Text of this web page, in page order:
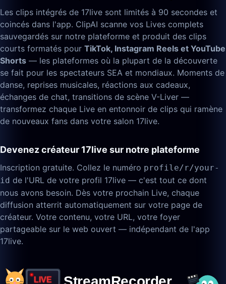
Les clips intégrés de 17live sont limités à 90 secondes et
coincés dans l'app. ClipAI scanne vos Lives complets
sauvegardés sur notre plateforme et produit des clips
courts formatés pour TikTok, Instagram Reels et YouTube
Shorts — les plateformes où la plupart de la découverte
se fait pour les spectateurs SEA et mondiaux. Moments de
danse, reprises musicales, réactions aux cadeaux,
échanges de chat, transitions de scène V-Liver —
transformez chaque Live en entonnoir de clips qui ramène
de nouveaux fans dans votre salon 17live.
Devenez créateur 17live sur notre plateforme
Inscription gratuite. Collez le numéro profile/r/your-
id de l'URL de votre profil 17live — c'est tout ce dont
nous avons besoin. Dès votre prochain Live, chaque
diffusion atterrit automatiquement sur votre page de
créateur. Votre contenu, votre URL, votre foyer
partageable sur le web ouvert — indépendant de l'app
17live.